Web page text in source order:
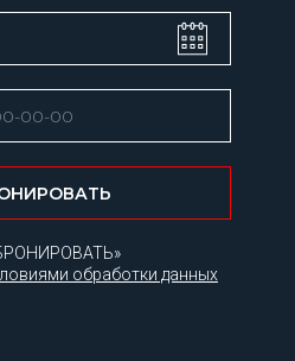
обработки данных